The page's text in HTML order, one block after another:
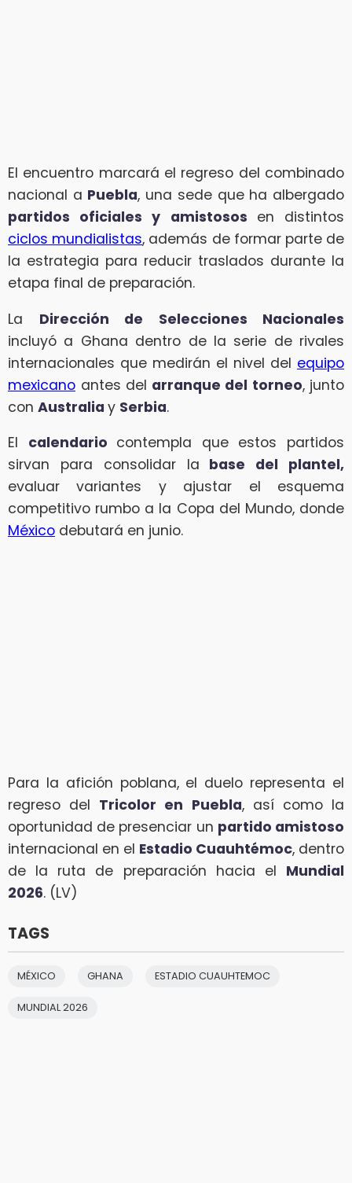
El encuentro marcará el regreso del combinado
nacional a Puebla, una sede que ha albergado
partidos oficiales y amistosos en distintos
ciclos mundialistas, además de formar parte de
la estrategia para reducir traslados durante la
etapa final de preparación.
La Dirección de Selecciones Nacionales
incluyó a Ghana dentro de la serie de rivales
internacionales que medirán el nivel del equipo
mexicano antes del arranque del torneo, junto
con Australia y Serbia.
El calendario contempla que estos partidos
sirvan para consolidar la base del plantel,
evaluar variantes y ajustar el esquema
competitivo rumbo a la Copa del Mundo, donde
México debutará en junio.
Para la afición poblana, el duelo representa el
regreso del Tricolor en Puebla, así como la
oportunidad de presenciar un partido amistoso
internacional en el Estadio Cuauhtémoc, dentro
de la ruta de preparación hacia el Mundial
2026. (LV)
TAGS
MÉXICO GHANA ESTADIO CUAUHTEMOC
MUNDIAL 2026